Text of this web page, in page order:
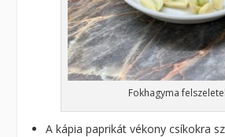
Fokhagyma
A kápia paprikát vékony csíkokra